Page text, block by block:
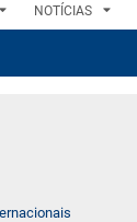
NOTÍCIAS